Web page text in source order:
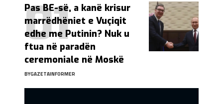
Pas BE-së, a kanë krisur
marrëdhëniet e Vuçiqit
edhe me Putinin? Nuk u
ftua në paradën
ceremoniale në Moskë
BYGAZETAINFORMER